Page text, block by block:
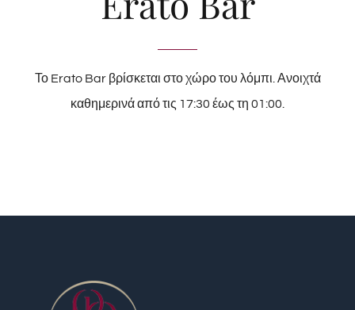
Το Erato Bar βρίσκεται στο χώρο του λόμπι. Ανοιχτά
καθημερινά από τις 17:30 έως τη 01:00.